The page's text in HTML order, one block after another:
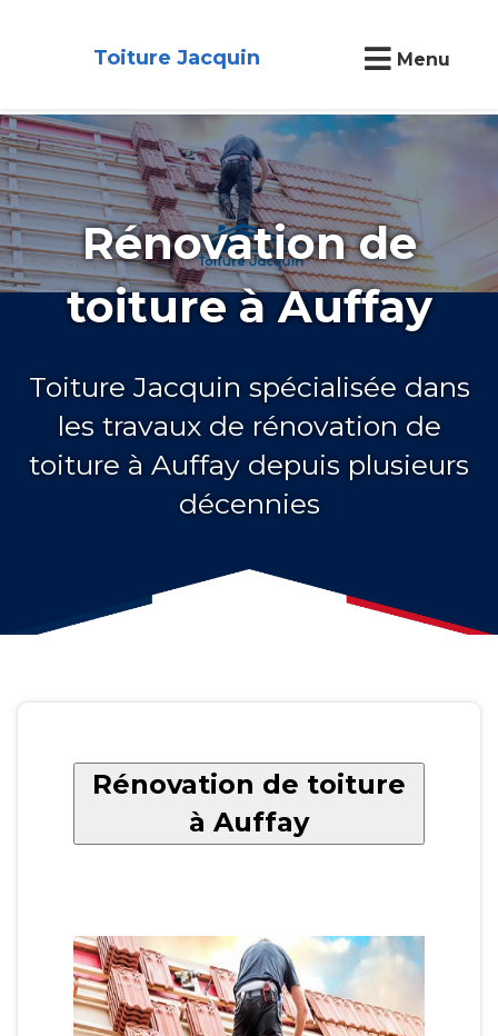
Toiture Jacquin Menu
Rénovation de
toiture à Auffay
Toiture Jacquin spécialisée dans
les travaux de rénovation de
toiture à Auffay depuis plusieurs
décennies
Rénovation de toiture
à Auffay